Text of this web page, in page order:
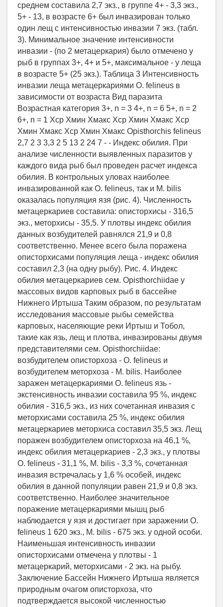
среднем составила 2,7 экз., в группе 4+ - 3,3 экз.,
5+ - 13, в возрасте 6+ был инвазирован только
один лещ с интенсивностью инвазии 7 экз. (табл.
3). Минимальное значение интенсивности
инвазии - (по 2 метацеркария) было отмечено у
рыб в группах 3+, 4+ и 5+, максимальное - у леща
в возрасте 5+ (25 экз.). Таблица 3 Интенсивность
инвазии леща метацеркариями O. felineus в
зависимости от возраста Вид паразита
Возрастная категория 3+, n = 3 4+, n = 6 5+, n = 2
6+, n = 1 Хср Хмин Хмакс Хср Хмин Хмакс Хср
Хмин Хмакс Хср Хмин Хмакс Opisthorchis felineus
2,7 2 3 3,3 2 5 13 2 24 7 - - Индекс обилия. При
анализе численности выявленных паразитов у
каждого вида рыб был проведен расчет индекса
обилия. В контрольных уловах наиболее
инвазированной как O. felineus, так и M. bilis
оказалась популяция язя (рис. 4). Численность
метацеркариев составила: описторхисы - 316,5
экз., меторхисы - 35,5. У плотвы индекс обилия
данных возбудителей равнялся 21,9 и 0,8
соответственно. Менее всего была поражена
описторхисами популяция леща - индекс обилия
составил 2,3 (на одну рыбу). Рис. 4. Индекс
обилия метацеркариев сем. Opisthorchiidae у
массовых видов карповых рыб в бассейне
Нижнего Иртыша Таким образом, по результатам
исследования массовые рыбы семейства
карповых, населяющие реки Иртыш и Тобол,
такие как язь, лещ и плотва, инвазированы двумя
представителями сем. Opisthorchiidae:
возбудителем описторхоза - O. felineus и
возбудителем меторхоза - M. bilis. Наиболее
заражен метацеркариями O. felineus язь -
экстенсивность инвазии составила 95 %, индекс
обилия - 316,5 экз., из них сочетанная инвазия с
меторхисами составила 25 %, индекс обилия
метацеркариев меторхиса составил 35,5 экз. Лещ
поражен возбудителем описторхоза на 46,1 %,
индекс обилия метацеркариев - 2,3 экз., у плотвы
O. felineus - 31,1 %, M. bilis - 3,3 %, сочетанная
инвазия встречалась у 1,6 % особей, индекс
обилия в данной популяции равен 21,9 и 0,8 экз.
соответственно. Наиболее значительное
поражение метацеркариями мышц рыб
наблюдается у язя и достигает при заражении O.
felineus 1 620 экз., M. bilis - 675 экз. у одной особи.
Наименьшая интенсивность инвазии
описторхисами отмечена у плотвы - 1
метацеркарий, меторхисами - 2 экз. на рыбу.
Заключение Бассейн Нижнего Иртыша является
природным очагом описторхоза, что
подтверждается высокой численностью